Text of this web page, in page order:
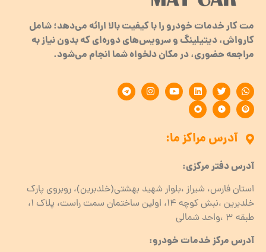
مت کار خدمات خودرو را با کیفیت بالا ارائه می‌دهد؛ شامل
کارواش، دیتیلینگ و سرویس‌های دوره‌ای که بدون نیاز به
مراجعه حضوری، در مکان دلخواه شما انجام می‌شود.
آدرس مراکز ما:
آدرس دفتر مرکزی:
استان فارس، شیراز ،بلوار شهید بهشتی(خلدبرین)، روبروی پارک
خلدبرین ،نبش کوچه ۱۴، اولین ساختمان سمت راست، پلاک 1،
طبقه ۳ ،واحد شمالی
آدرس مرکز خدمات خودرو: